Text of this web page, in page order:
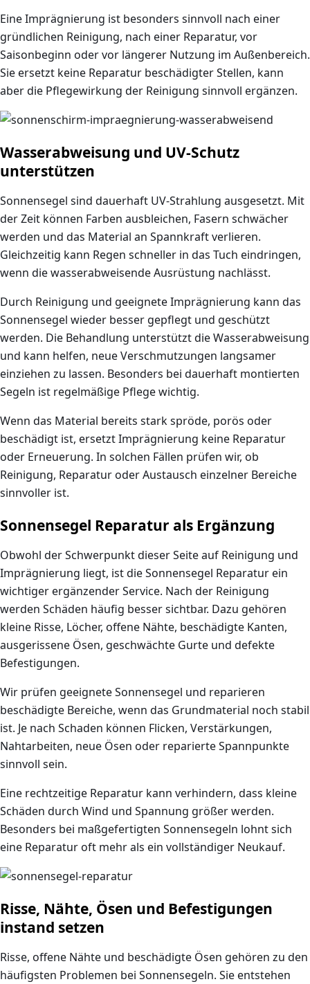
Eine Imprägnierung ist besonders sinnvoll nach einer
gründlichen Reinigung, nach einer Reparatur, vor
Saisonbeginn oder vor längerer Nutzung im Außenbereich.
Sie ersetzt keine Reparatur beschädigter Stellen, kann
aber die Pflegewirkung der Reinigung sinnvoll ergänzen.
Wasserabweisung und UV-Schutz
unterstützen
Sonnensegel sind dauerhaft UV-Strahlung ausgesetzt. Mit
der Zeit können Farben ausbleichen, Fasern schwächer
werden und das Material an Spannkraft verlieren.
Gleichzeitig kann Regen schneller in das Tuch eindringen,
wenn die wasserabweisende Ausrüstung nachlässt.
Durch Reinigung und geeignete Imprägnierung kann das
Sonnensegel wieder besser gepflegt und geschützt
werden. Die Behandlung unterstützt die Wasserabweisung
und kann helfen, neue Verschmutzungen langsamer
einziehen zu lassen. Besonders bei dauerhaft montierten
Segeln ist regelmäßige Pflege wichtig.
Wenn das Material bereits stark spröde, porös oder
beschädigt ist, ersetzt Imprägnierung keine Reparatur
oder Erneuerung. In solchen Fällen prüfen wir, ob
Reinigung, Reparatur oder Austausch einzelner Bereiche
sinnvoller ist.
Sonnensegel Reparatur als Ergänzung
Obwohl der Schwerpunkt dieser Seite auf Reinigung und
Imprägnierung liegt, ist die Sonnensegel Reparatur ein
wichtiger ergänzender Service. Nach der Reinigung
werden Schäden häufig besser sichtbar. Dazu gehören
kleine Risse, Löcher, offene Nähte, beschädigte Kanten,
ausgerissene Ösen, geschwächte Gurte und defekte
Befestigungen.
Wir prüfen geeignete Sonnensegel und reparieren
beschädigte Bereiche, wenn das Grundmaterial noch stabil
ist. Je nach Schaden können Flicken, Verstärkungen,
Nahtarbeiten, neue Ösen oder reparierte Spannpunkte
sinnvoll sein.
Eine rechtzeitige Reparatur kann verhindern, dass kleine
Schäden durch Wind und Spannung größer werden.
Besonders bei maßgefertigten Sonnensegeln lohnt sich
eine Reparatur oft mehr als ein vollständiger Neukauf.
Risse, Nähte, Ösen und Befestigungen
instand setzen
Risse, offene Nähte und beschädigte Ösen gehören zu den
häufigsten Problemen bei Sonnensegeln. Sie entstehen